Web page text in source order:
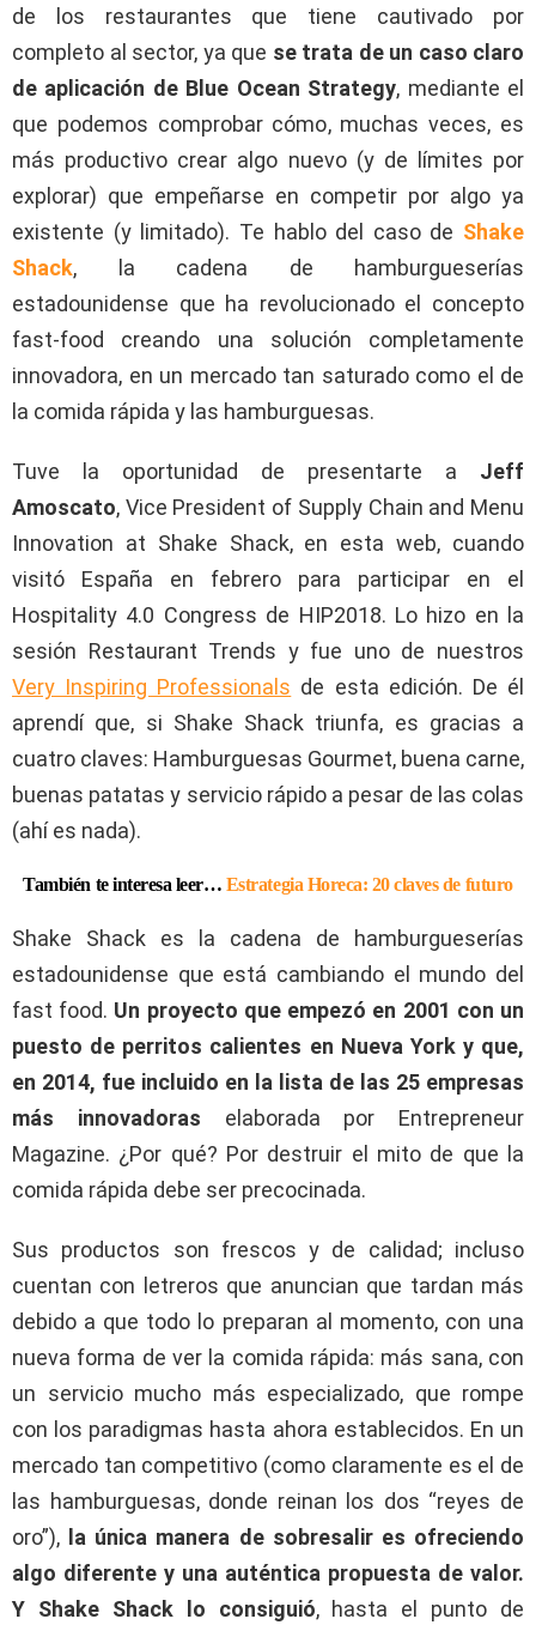
de los restaurantes que tiene cautivado por
completo al sector, ya que se trata de un caso claro
de aplicación de Blue Ocean Strategy, mediante el
que podemos comprobar cómo, muchas veces, es
más productivo crear algo nuevo (y de límites por
explorar) que empeñarse en competir por algo ya
existente (y limitado). Te hablo del caso de Shake
Shack, la cadena de hamburgueserías
estadounidense que ha revolucionado el concepto
fast-food creando una solución completamente
innovadora, en un mercado tan saturado como el de
la comida rápida y las hamburguesas.
Tuve la oportunidad de presentarte a Jeff
Amoscato, Vice President of Supply Chain and Menu
Innovation at Shake Shack, en esta web, cuando
visitó España en febrero para participar en el
Hospitality 4.0 Congress de HIP2018. Lo hizo en la
sesión Restaurant Trends y fue uno de nuestros
Very Inspiring Professionals de esta edición. De él
aprendí que, si Shake Shack triunfa, es gracias a
cuatro claves: Hamburguesas Gourmet, buena carne,
buenas patatas y servicio rápido a pesar de las colas
(ahí es nada).
También te interesa leer… Estrategia Horeca: 20 claves de futuro
Shake Shack es la cadena de hamburgueserías
estadounidense que está cambiando el mundo del
fast food. Un proyecto que empezó en 2001 con un
puesto de perritos calientes en Nueva York y que,
en 2014, fue incluido en la lista de las 25 empresas
más innovadoras elaborada por Entrepreneur
Magazine. ¿Por qué? Por destruir el mito de que la
comida rápida debe ser precocinada.
Sus productos son frescos y de calidad; incluso
cuentan con letreros que anuncian que tardan más
debido a que todo lo preparan al momento, con una
nueva forma de ver la comida rápida: más sana, con
un servicio mucho más especializado, que rompe
con los paradigmas hasta ahora establecidos. En un
mercado tan competitivo (como claramente es el de
las hamburguesas, donde reinan los dos “reyes de
oro”),
la única manera de sobresalir es ofreciendo
algo diferente y una auténtica propuesta de valor.
Y Shake Shack lo consiguió, hasta el punto de